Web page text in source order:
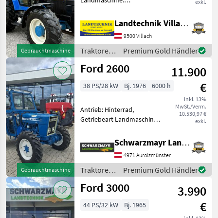
Gebrauchtmaschine
exkl.
Plattform: Kabine,
Zapfwellendrehzahl:
540/1000,
Höchstgeschwindigkeit in
km/h: 40 km/h, Aufladung:
Turbola
Landtechnik Villach GmbH
9500 Villach
Traktoren
/ Ford
Premium Gold Händler
Gebrauchtmaschine
Ford 2600
11.900
€
inkl. 13%
MwSt./Verm.
10.530,97 €
exkl.
38 PS/28 kW Bj. 1976 6000 h
Antrieb: Hinterrad,
Getriebeart Landmaschine:
Zapfwellendrehzahl: 540,
Bolzengröße
Anhängevorrichtung (mm):
32mm,
Anhängevorrichtung: m
Schwarzmayr Landtechnik GmbH - Aurolzmünster
4971 Aurolzmünster
Traktoren
/ Ford
Premium Gold Händler
Ford 3000
3.990
€
44 PS/32 kW Bj. 1965